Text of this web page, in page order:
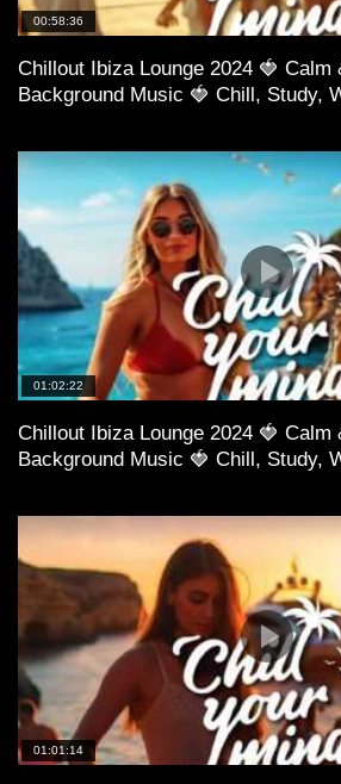
00:58:36
Chillout Ibiza Lounge 2024 🍓 Calm
Background Music 🍓 Chill, Study,
01:02:22
Chillout Ibiza Lounge 2024 🍓 Calm
Background Music 🍓 Chill, Study,
01:01:14